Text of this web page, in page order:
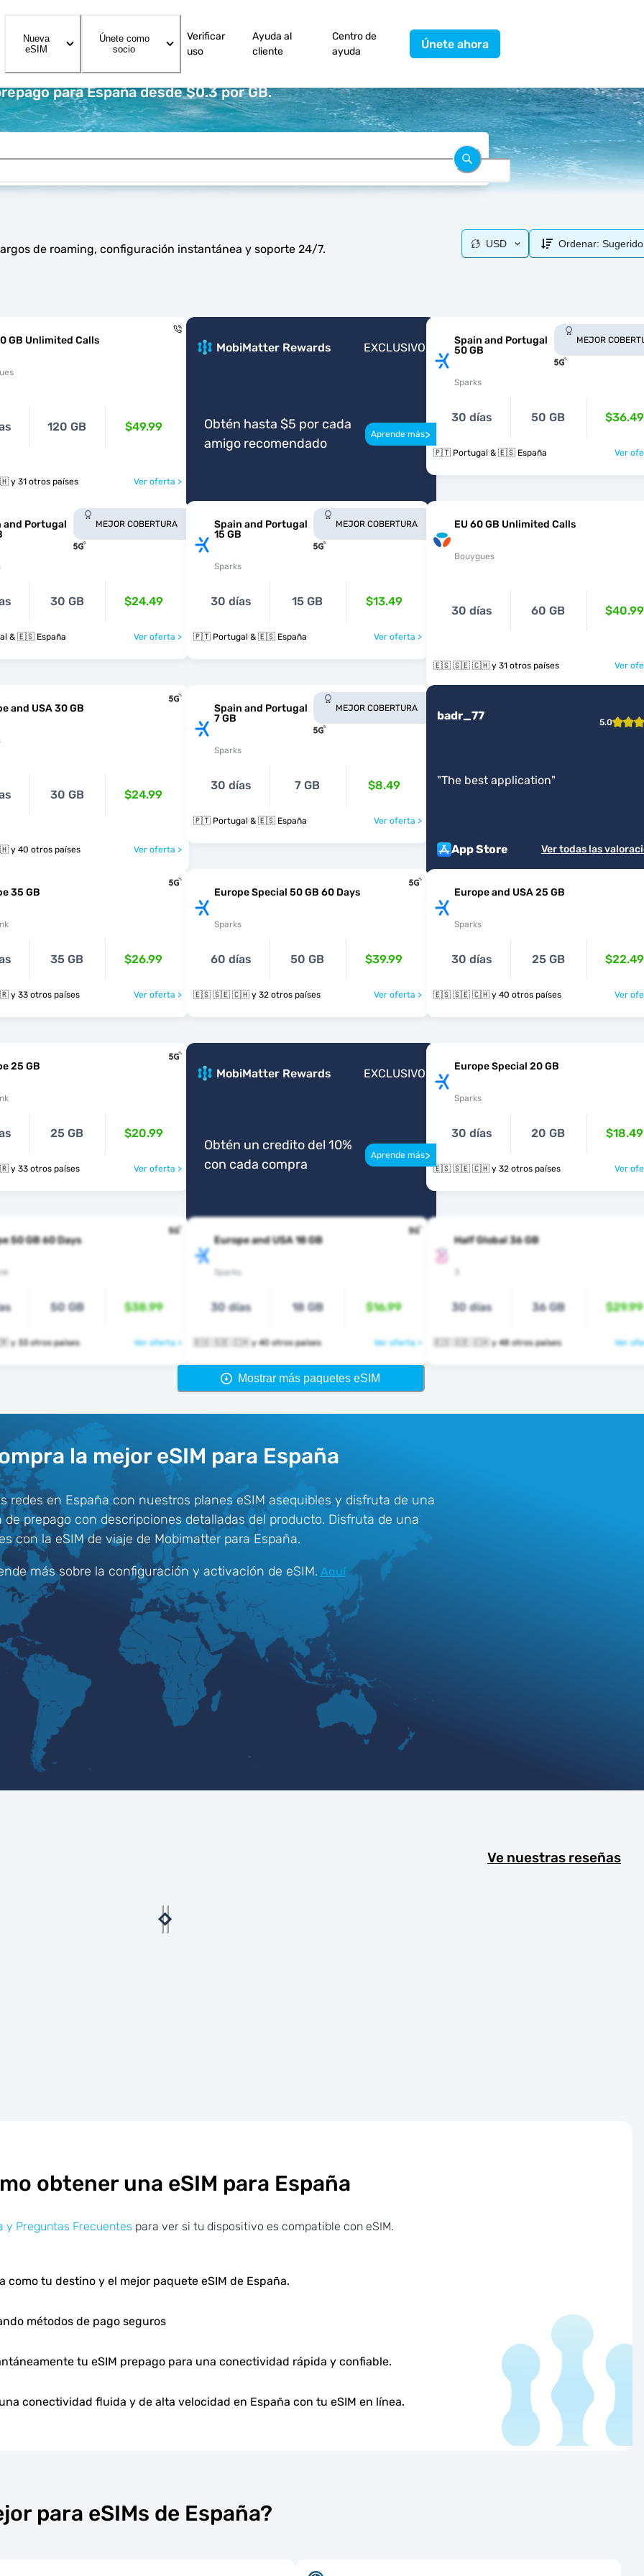
Nueva
eSIM
Únete como
socio
Verificar
uso
Ayuda al
cliente
Centro de
ayuda
Únete ahora
para España desde $0.3 por GB.
de roaming, configuración instantánea y soporte 24/7. USD Ordenar: Sugerido
GB Unlimited Calls
120 GB $49.99
🇪🇸 🇸🇪 🇨🇭 y 31 otros países Ver oferta >
MobiMatter Rewards EXCLUSIVO
Obtén hasta $5 por cada
amigo recomendado
Aprende más>
Spain and Portugal
50 GB
Sparks
MEJOR
30 días 50 GB $36.49
🇵🇹 Portugal & 🇪🇸 España Ver
and Portugal
MEJOR COBERTURA
30 GB $24.49
& 🇪🇸 España Ver oferta >
Spain and Portugal
15 GB
Sparks
MEJOR COBERTURA
30 días 15 GB $13.49
🇵🇹 Portugal & 🇪🇸 España Ver oferta >
EU 60 GB Unlimited Calls
Bouygues
30 días 60 GB $40.99
🇪🇸 🇸🇪 🇨🇭 y 31 otros países Ver
and USA 30 GB
30 GB $24.99
🇪🇸 🇸🇪 🇨🇭 y 40 otros países Ver oferta >
Spain and Portugal
7 GB
Sparks
MEJOR COBERTURA
30 días 7 GB $8.49
🇵🇹 Portugal & 🇪🇸 España Ver oferta >
badr_77 5.0
"The best application"
App Store Ver todas las
35 GB
35 GB $26.99
🇪🇸 🇸🇪 🇹🇷 y 33 otros países Ver oferta >
Europe Special 50 GB 60 Days
Sparks
60 días 50 GB $39.99
🇪🇸 🇸🇪 🇨🇭 y 32 otros países Ver oferta >
Europe and USA 25 GB
Sparks
30 días 25 GB $22.49
🇪🇸 🇸🇪 🇨🇭 y 40 otros países Ver
25 GB
25 GB $20.99
🇪🇸 🇸🇪 🇹🇷 y 33 otros países Ver oferta >
MobiMatter Rewards EXCLUSIVO
Obtén un credito del 10%
con cada compra
Aprende más>
Europe Special 20 GB
Sparks
30 días 20 GB $18.49
🇪🇸 🇸🇪 🇨🇭 y 32 otros países Ver
50 GB 60 Days
50 GB $38.99
🇪🇸 🇸🇪 🇹🇷 y 33 otros países Ver oferta >
Europe and USA 18 GB
Sparks
30 días 18 GB $16.99
🇪🇸 🇸🇪 🇨🇭 y 40 otros países Ver oferta >
Half Global 36 GB
30 días 36 GB $29.99
🇪🇸 🇸🇪 🇨🇭 y 48 otros países Ver
Mostrar más paquetes eSIM
la mejor eSIM para España
redes en España con nuestros planes eSIM asequibles y disfruta de una
prepago con descripciones detalladas del producto. Disfruta de una
con la eSIM de viaje de Mobimatter para España.
más sobre la configuración y activación de eSIM. Aquí
Ve nuestras reseñas
obtener una eSIM para España
y Preguntas Frecuentes para ver si tu dispositivo es compatible con eSIM.
como tu destino y el mejor paquete eSIM de España.
métodos de pago seguros
tu eSIM prepago para una conectividad rápida y confiable.
conectividad fluida y de alta velocidad en España con tu eSIM en línea.
para eSIMs de España?